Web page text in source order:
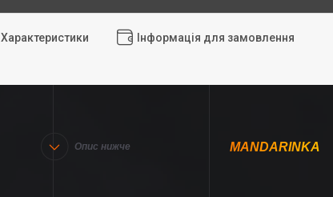
Характеристики Інформація для замовлення
Опис нижче MANDARINKA